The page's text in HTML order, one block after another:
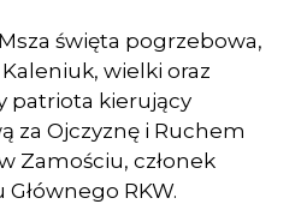
święta pogrzebowa,
wielki oraz
patriota kierujący
za Ojczyznę i Ruchem
Zamościu, członek
RKW.